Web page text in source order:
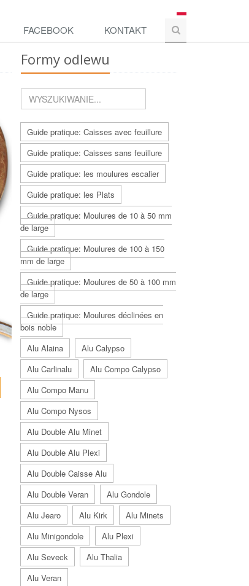
FACEBOOK KONTAKT
Formy odlewu
Guide pratique: Caisses avec feuillure
Guide pratique: Caisses sans feuillure
Guide pratique: les moulures escalier
Guide pratique: les Plats
Guide pratique: Moulures de 10 à 50 mm
de large
Guide pratique: Moulures de 100 à 150
mm de large
Guide pratique: Moulures de 50 à 100 mm
de large
Guide pratique: Moulures déclinées en
bois noble
Alu Alaina
Alu Calypso
Alu Carlinalu
Alu Compo Calypso
Alu Compo Manu
Alu Compo Nysos
Alu Double Alu Minet
Alu Double Alu Plexi
Alu Double Caisse Alu
Alu Double Veran
Alu Gondole
Alu Jearo
Alu Kirk
Alu Minets
Alu Minigondole
Alu Plexi
Alu Seveck
Alu Thalia
Alu Veran